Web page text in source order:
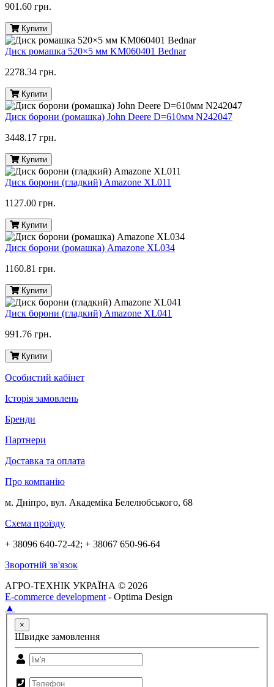
901.60 грн.
Купити
Диск ромашка 520×5 мм KM060401 Bednar
2278.34 грн.
Купити
Диск борони (ромашка) John Deere D=610мм N242047
3448.17 грн.
Купити
Диск борони (гладкий) Amazone XL011
1127.00 грн.
Купити
Диск борони (ромашка) Amazone XL034
1160.81 грн.
Купити
Диск борони (гладкий) Amazone XL041
991.76 грн.
Купити
Особистий кабінет
Історія замовлень
Бренди
Партнери
Доставка та оплата
Про компанію
м. Дніпро, вул. Академіка Белелюбського, 68
Схема проїзду
+ 38096 640-72-42; + 38067 650-96-64
Зворотній зв'язок
АГРО-ТЕХНІК УКРАЇНА © 2026
E-commerce development - Optima Design
▲
×
Швидке замовлення